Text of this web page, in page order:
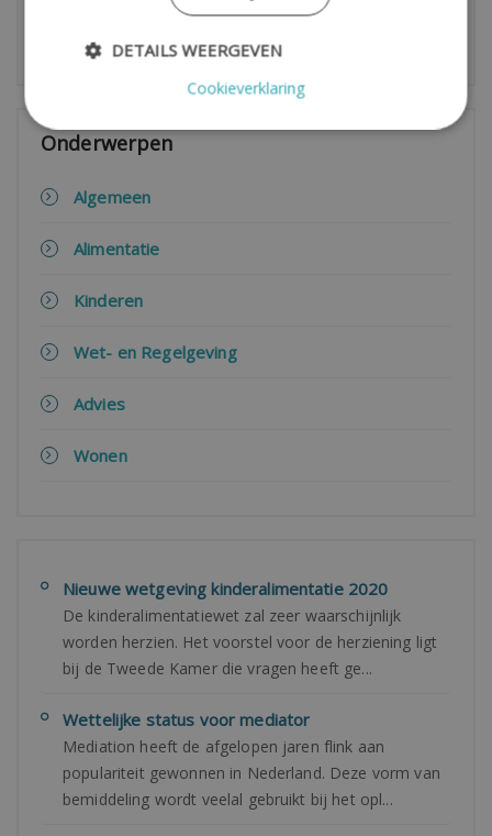
Onderwerpen
Algemeen
Alimentatie
Kinderen
Wet- en Regelgeving
Advies
Wonen
Nieuwe wetgeving kinderalimentatie 2020
De kinderalimentatiewet zal zeer waarschijnlijk
worden herzien. Het voorstel voor de herziening ligt
bij de Tweede Kamer die vragen heeft ge...
Wettelijke status voor mediator
Mediation heeft de afgelopen jaren flink aan
populariteit gewonnen in Nederland. Deze vorm van
bemiddeling wordt veelal gebruikt bij het opl...
DETAILS WEERGEVEN
Cookieverklaring